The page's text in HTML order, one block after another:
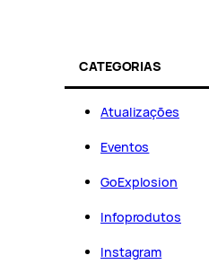
CATEGORIAS
Atualizações
Eventos
GoExplosion
Infoprodutos
Instagram